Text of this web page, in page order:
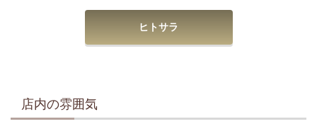
ヒトサラ
店内の雰囲気